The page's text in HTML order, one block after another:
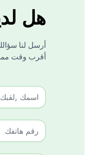
هل
أرسل لنا
أقرب وقت